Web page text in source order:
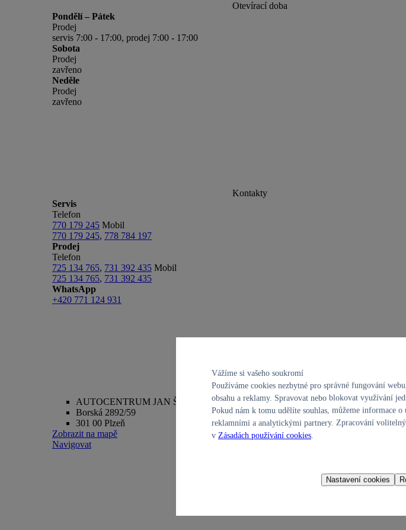
Otevírací doba
Pondělí – Pátek
Prodej
servis 7:00 - 17:00, prodej 7:00 - 17:00
Sobota
Prodej
zavřeno
Neděle
Prodej
zavřeno
Kontakty
Servis
Telefon
770 179 245 Mobil
770 179 245, 778 784 197
Prodej
Telefon
725 134 765, 731 392 435 Mobil
725 134 765, 731 392 435
WhatsApp
+420 771 124 931
Adresa
AUTOCENTRUM JAN ŠMUCLER s.r.o. - Plzeň
Borská 2892/59
301 00 Plzeň
Zobrazit na mapě
Navigovat
Vážíme si vašeho soukromí
Používáme cookies nezbytné pro správné fungování
obsahu a reklamy. Spravovat nebo blokovat využívání
Pokud nám k tomu udělíte souhlas, můžeme informace
reklamními a analytickými partnery. Zpracování
v Zásadách používání cookies
Nastavení cookies